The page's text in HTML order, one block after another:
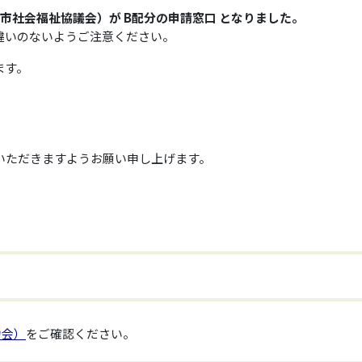
会福祉協議会）が B配分の申請窓口 となりました。
のないようご注意ください。
。
だきますようお願い申し上げます。
） をご確認ください。